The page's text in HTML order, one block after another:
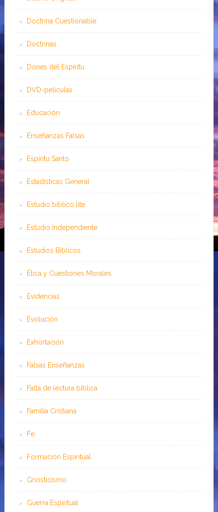
Doctrina Cuestionable
Doctrinas
Dones del Espíritu
DVD-peliculas
Educación
Enseñanzas Falsas
Espíritu Santo
Estadísticas General
Estudio bíblico lite
Estudio Independiente
Estudios Bíblicos
Ética y Cuestiones Morales
Evidencias
Evolución
Exhortación
Falsas Enseñanzas
Falta de lectura bíblica
Familia Cristiana
Fe
Formación Espiritual
Gnosticismo
Guerra Espiritual